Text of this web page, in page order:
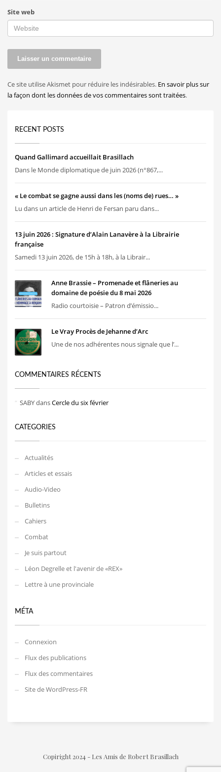
Site web
Ce site utilise Akismet pour réduire les indésirables. En savoir plus sur
la façon dont les données de vos commentaires sont traitées.
RECENT POSTS
Quand Gallimard accueillait Brasillach
Dans le Monde diplomatique de juin 2026 (n°867,...
« Le combat se gagne aussi dans les (noms de) rues… »
Lu dans un article de Henri de Fersan paru dans...
13 juin 2026 : Signature d’Alain Lanavère à la Librairie
française
Samedi 13 juin 2026, de 15h à 18h, à la Librair...
Anne Brassie – Promenade et flâneries au
domaine de poésie du 8 mai 2026
Radio courtoisie – Patron d’émissio...
Le Vray Procès de Jehanne d’Arc
Une de nos adhérentes nous signale que l’...
COMMENTAIRES RÉCENTS
SABYdansCercle du six février
CATEGORIES
Actualités
Articles et essais
Audio-Video
Bulletins
Cahiers
Combat
Je suis partout
Léon Degrelle et l'avenir de «REX»
Lettre à une provinciale
MÉTA
Connexion
Flux des publications
Flux des commentaires
Site de WordPress-FR
Copiright 2024 - Les Amis de Robert Brasillach